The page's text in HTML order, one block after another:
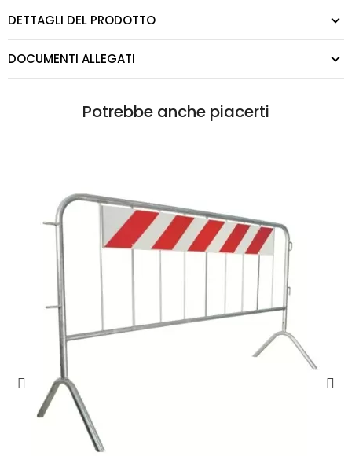
DETTAGLI DEL PRODOTTO
DOCUMENTI ALLEGATI
Potrebbe anche piacerti